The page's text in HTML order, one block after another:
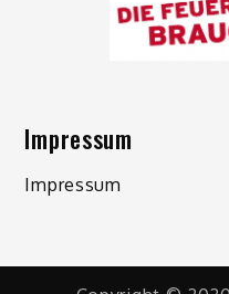
Impressum
Impressum